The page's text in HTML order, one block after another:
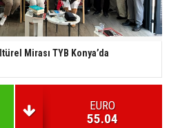
Mirası TYB Konya’da
EURO
55.04